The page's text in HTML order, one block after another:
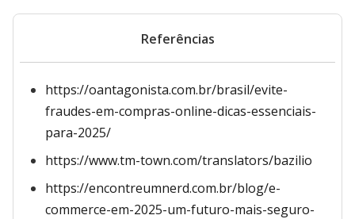
Referências
https://oantagonista.com.br/brasil/evite-
fraudes-em-compras-online-dicas-essenciais-
para-2025/
https://www.tm-town.com/translators/bazilio
https://encontreumnerd.com.br/blog/e-
commerce-em-2025-um-futuro-mais-seguro-